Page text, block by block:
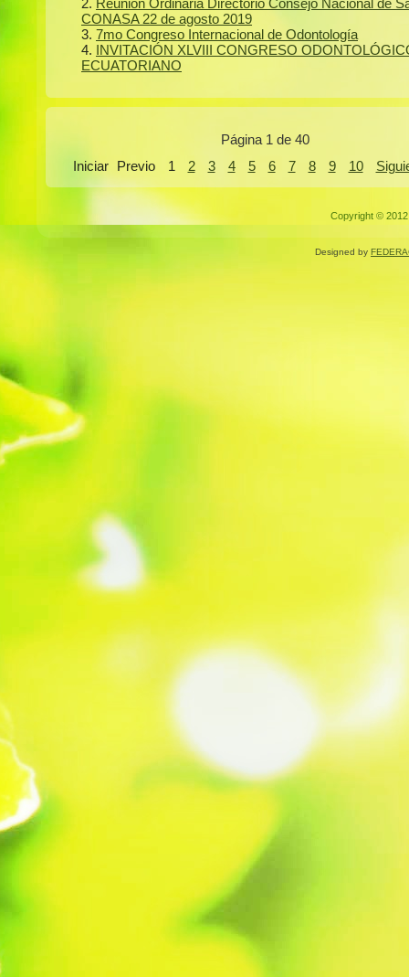
Reunión Ordinaria Directorio Consejo Nacional de
CONASA 22 de agosto 2019
7mo Congreso Internacional de Odontología
INVITACIÓN XLVIII CONGRESO
ECUATORIANO
Página 1 de 40
Iniciar
Previo 1 2 3 4 5 6 7 8 9 10
Copyright ©
Designed by